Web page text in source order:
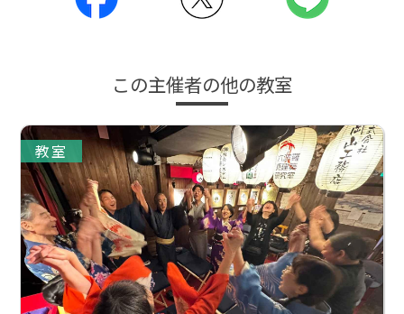
この主催者の他の教室
教室